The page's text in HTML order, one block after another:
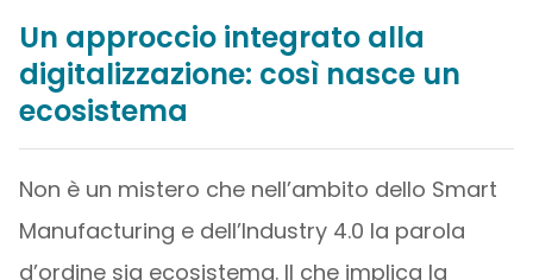
Un approccio integrato alla
digitalizzazione: così nasce un
ecosistema
Non è un mistero che nell’ambito dello Smart
Manufacturing e dell’Industry 4.0 la parola
d’ordine sia ecosistema. Il che implica la